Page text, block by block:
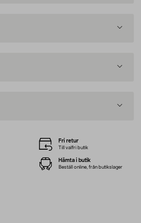
Fri retur
Till valfri butik
Hämta i butik
Beställ online, från butikslager